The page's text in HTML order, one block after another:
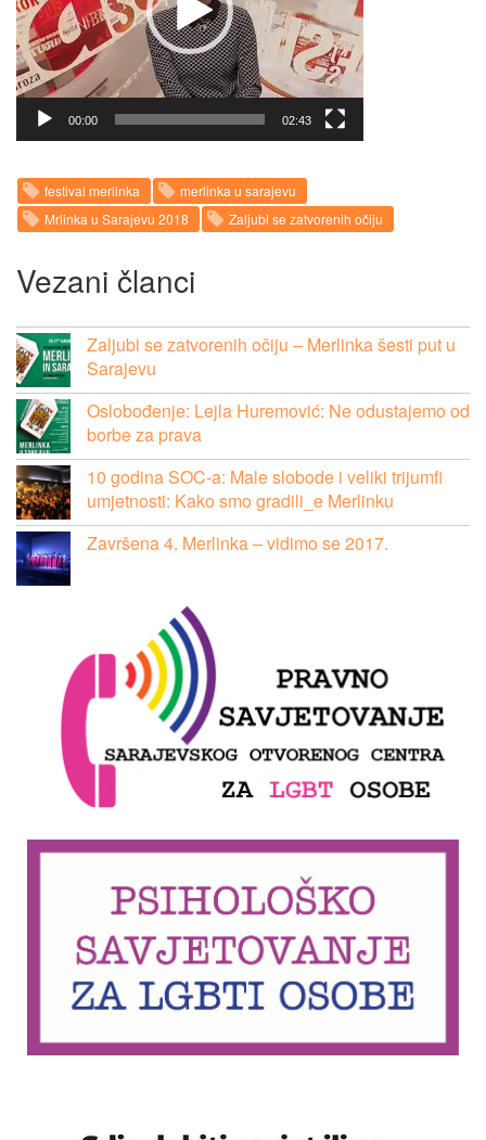
00:00 02:43
festival merlinka
merlinka u sarajevu
Mrlinka u Sarajevu 2018
Zaljubi se zatvorenih očiju
Vezani članci
Zaljubi se zatvorenih očiju – Merlinka šesti put u
Sarajevu
Oslobođenje: Lejla Huremović: Ne odustajemo od
borbe za prava
10 godina SOC-a: Male slobode i veliki trijumfi
umjetnosti: Kako smo gradili_e Merlinku
Završena 4. Merlinka – vidimo se 2017.